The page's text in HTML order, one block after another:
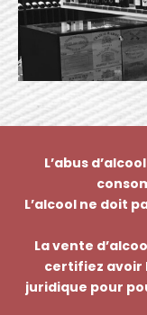
L’abus
L’alcool ne doit
La vente
certifiez avoir
juridique pour